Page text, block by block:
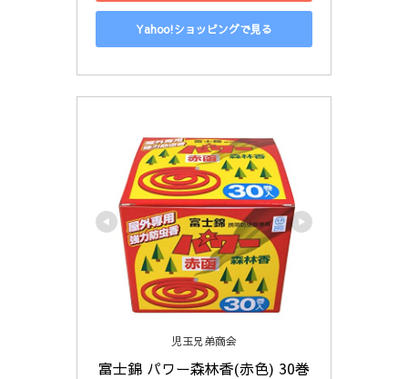
Yahoo!ショッピングで見る
児玉兄弟商会
富士錦 パワー森林香(赤色) 30巻